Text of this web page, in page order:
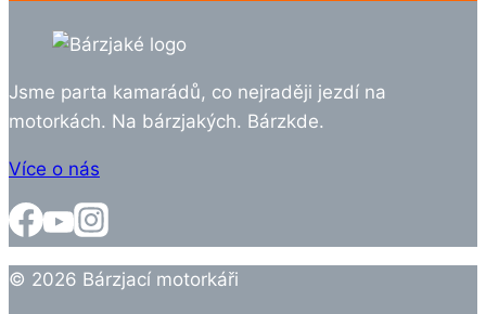
Jsme parta kamarádů, co nejraději jezdí na
motorkách. Na bárzjakých. Bárzkde.
Více o nás
© 2026 Bárzjací motorkáři